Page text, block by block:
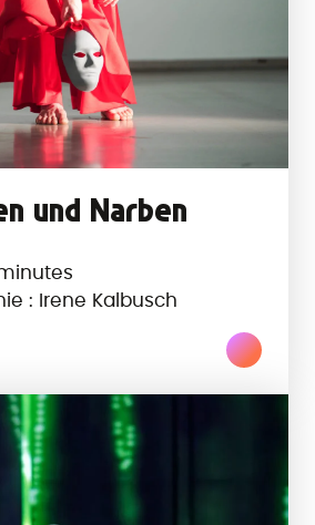
und Narben
: Irene Kalbusch